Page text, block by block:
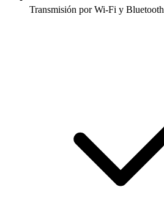
Transmisión por Wi-Fi y Bluetooth